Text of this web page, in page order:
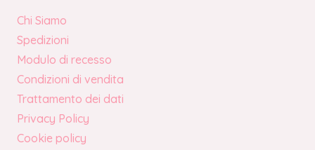
Chi Siamo
Spedizioni
Modulo di recesso
Condizioni di vendita
Trattamento dei dati
Privacy Policy
Cookie policy